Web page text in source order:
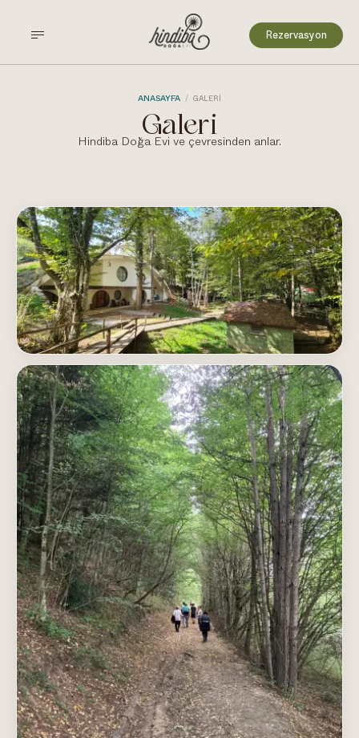
Rezervasyon
ANASAYFA / GALERI
Galeri
Hindiba Doğa Evi ve çevresinden anlar.